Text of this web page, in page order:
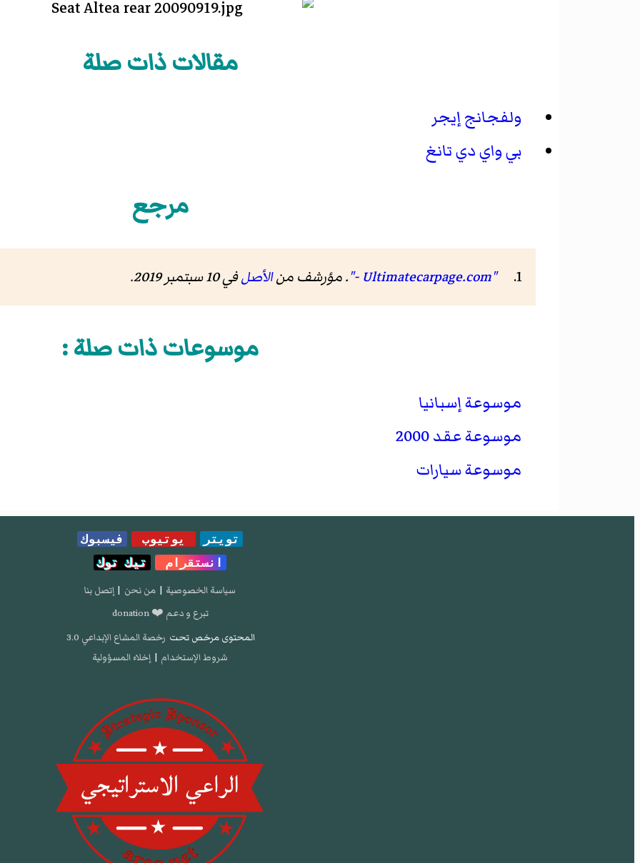
مقالات ذات صلة
ولفجانج إيجر
بي واي دي تانغ
مرجع
"Ultimatecarpage.com -" . مؤرشف منالأصلفي 10 سبتمبر 2019 .
موسوعات ذات صلة :
موسوعة إسبانيا
موسوعة عقد 2000
موسوعة سيارات
تويتر يوتيوب
فيسبوك
انستقرام
تيك توك
سياسة الخصوصية | من نحن | إتصل بنا
تبرع و دعم ❤️ donation
المحتوى مرخص تحت رخصة المشاع الإبداعي 3.0
شروط الإستخدام | إخلاء المسؤولية